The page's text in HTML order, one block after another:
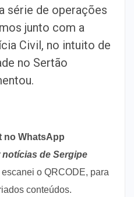
série de operações
junto com a
Civil, no intuito de
no Sertão
no WhatsApp
de Sergipe
o QRCODE, para
conteúdos.